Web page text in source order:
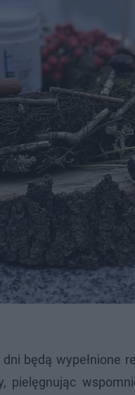
będą wypełnione
pielęgnując